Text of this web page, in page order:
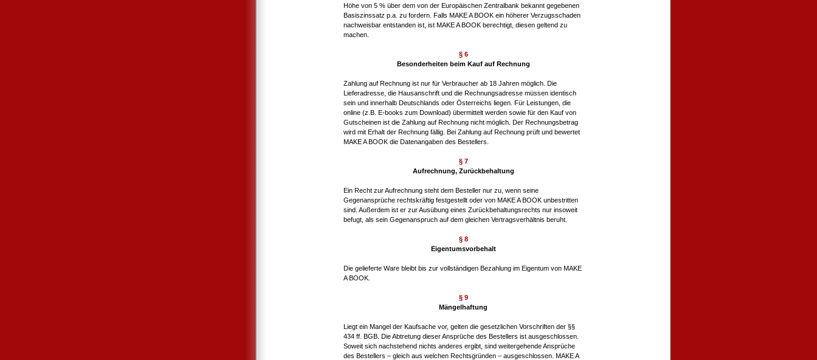
Höhe von 5 % über dem von der Europäischen Zentralbank bekannt gegebenen
Basiszinssatz p.a. zu fordern. Falls MAKE A BOOK ein höherer Verzugsschaden
nachweisbar entstanden ist, ist MAKE A BOOK berechtigt, diesen geltend zu
machen.
§ 6
Besonderheiten beim Kauf auf Rechnung
Zahlung auf Rechnung ist nur für Verbraucher ab 18 Jahren möglich. Die
Lieferadresse, die Hausanschrift und die Rechnungsadresse müssen identisch
sein und innerhalb Deutschlands oder Österreichs liegen. Für Leistungen, die
online (z.B. E-books zum Download) übermittelt werden sowie für den Kauf von
Gutscheinen ist die Zahlung auf Rechnung nicht möglich. Der Rechnungsbetrag
wird mit Erhalt der Rechnung fällig. Bei Zahlung auf Rechnung prüft und bewertet
MAKE A BOOK die Datenangaben des Bestellers.
§ 7
Aufrechnung, Zurückbehaltung
Ein Recht zur Aufrechnung steht dem Besteller nur zu, wenn seine
Gegenansprüche rechtskräftig festgestellt oder von MAKE A BOOK unbestritten
sind. Außerdem ist er zur Ausübung eines Zurückbehaltungsrechts nur insoweit
befugt, als sein Gegenanspruch auf dem gleichen Vertragsverhältnis beruht.
§ 8
Eigentumsvorbehalt
Die gelieferte Ware bleibt bis zur vollständigen Bezahlung im Eigentum von MAKE
A BOOK.
§ 9
Mängelhaftung
Liegt ein Mangel der Kaufsache vor, gelten die gesetzlichen Vorschriften der §§
434 ff. BGB. Die Abtretung dieser Ansprüche des Bestellers ist ausgeschlossen.
Soweit sich nachstehend nichts anderes ergibt, sind weitergehende Ansprüche
des Bestellers – gleich aus welchen Rechtsgründen – ausgeschlossen. MAKE A